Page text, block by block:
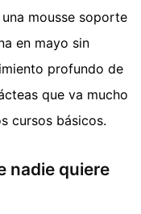
mousse soporte
en mayo sin
profundo de
que va mucho
cursos básicos.
nadie quiere